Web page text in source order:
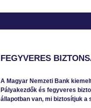
FEGYVERES
A Magyar Nemzeti Bank
Pályakezdők és fegyveres
állapotban van, mi biztosítjuk a